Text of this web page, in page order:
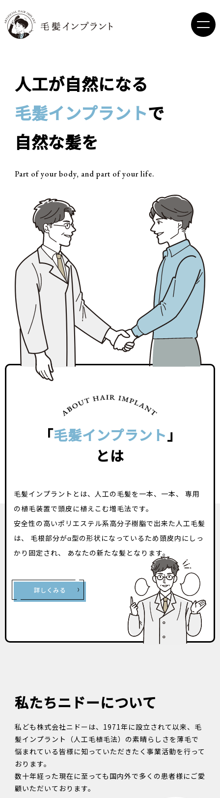
人工が自然になる
毛髪インプラントで
自然な髪を
Part of your body, and part of your life.
「毛髪インプラント」
とは
毛髪インプラントとは、人工の毛髪を一本、一本、
専用
の植毛装置で頭皮に植えこむ増毛法です。
安全性の高いポリエステル系高分子樹脂で出来た人工毛髪
は、
毛根部分がα型の形状になっているため頭皮内にしっ
かり固定され、
あなたの新たな髪となります。
詳しくみる
私たちニドーについて
私ども株式会社ニドーは、1971年に設立されて以来、毛
髪インプラント（人工毛植毛法）の素晴らしさを薄毛で
悩まれている皆様に知っていただきたく事業活動を行って
おります。
数十年経った現在に至っても国内外で多くの患者様にご愛
顧いただいております。